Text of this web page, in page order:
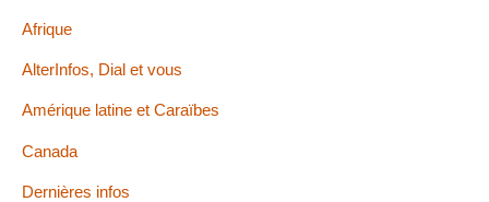
Afrique
AlterInfos, Dial et vous
Amérique latine et Caraïbes
Canada
Dernières infos